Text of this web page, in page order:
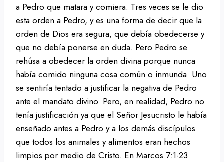
a Pedro que matara y comiera. Tres veces se le dio
esta orden a Pedro, y es una forma de decir que la
orden de Dios era segura, que debía obedecerse y
que no debía ponerse en duda. Pero Pedro se
rehúsa a obedecer la orden divina porque nunca
había comido ninguna cosa común o inmunda. Uno
se sentiría tentado a justificar la negativa de Pedro
ante el mandato divino. Pero, en realidad, Pedro no
tenía justificación ya que el Señor Jesucristo le había
enseñado antes a Pedro y a los demás discípulos
que todos los animales y alimentos eran hechos
limpios por medio de Cristo. En Marcos 7:1-23